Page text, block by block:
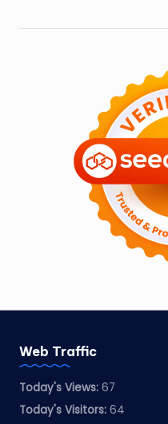
Web Traffic
Today's Views: 67
Today's Visitors: 64